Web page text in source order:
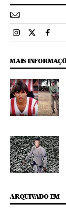
Esportes El
Esportes
MAIS
ARQUIVADO EM